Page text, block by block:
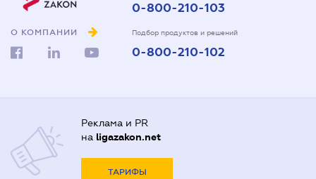
О КОМПАНИИ
0-800-210-103
Подбор продуктов и решений
0-800-210-102
Реклама и PR
на ligazakon.net
ТАРИФЫ